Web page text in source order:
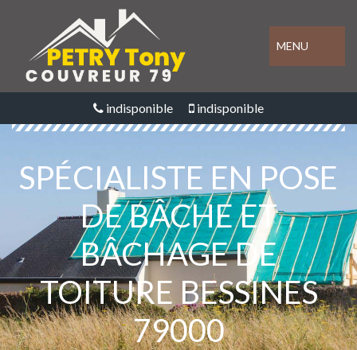
MENU
indisponible indisponible
SPÉCIALISTE EN POSE
DE BÂCHE ET
BÂCHAGE DE
TOITURE BESSINES
79000